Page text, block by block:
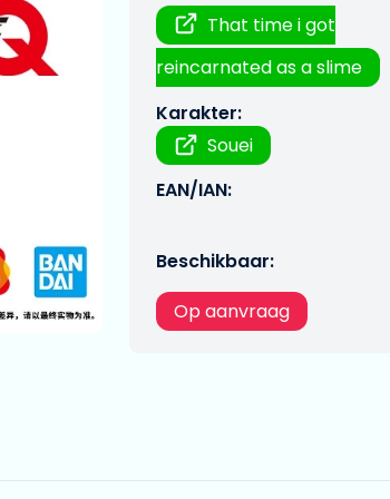
That time i got
reincarnated as a slime
Karakter:
Souei
EAN/IAN:
Beschikbaar:
Op aanvraag